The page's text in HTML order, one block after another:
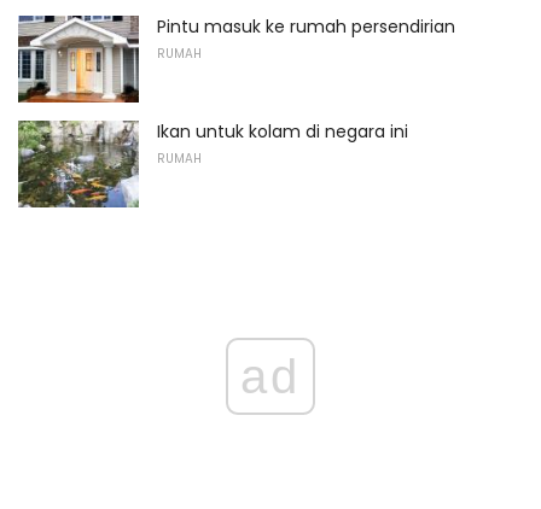
Pintu masuk ke rumah persendirian
RUMAH
Ikan untuk kolam di negara ini
RUMAH
ad